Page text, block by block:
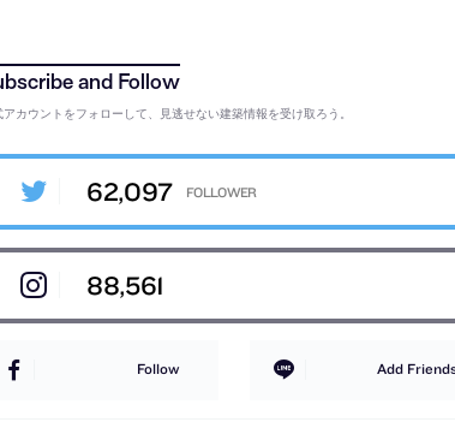
アカウントをフォローして、見逃せない建築情報を受け取ろう。
62,097
88,561
Follow Add